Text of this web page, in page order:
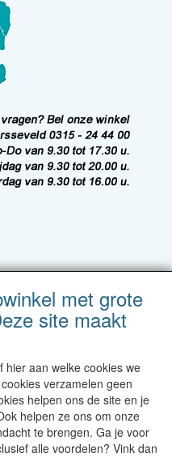
€ 95 gratis verzending
uit eigen voorraad
met grote
site maakt
hier aan welke cookies we
verzamelen geen
helpen ons de site en je
helpen ze ons om onze
te brengen. Ga je voor
alle voordelen? Vink dan